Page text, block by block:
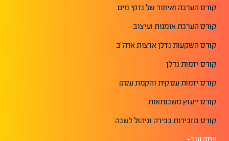
קורס הערכה ואיתור של נזקי מים
קורס הערכת אומנות ועיצוב
קורס השקעות נדלן ארצות ארה"ב
קורס יזמות נדלן
קורס יזמות עסקית והקמת עסק
קורס ייעוץ משכנתאות
קורס מזכירות בכירה וניהול לשכה